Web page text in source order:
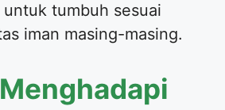
tumbuh sesuai
iman masing-masing.